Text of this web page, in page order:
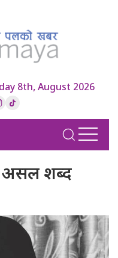
8th, August 2026
असल शब्द